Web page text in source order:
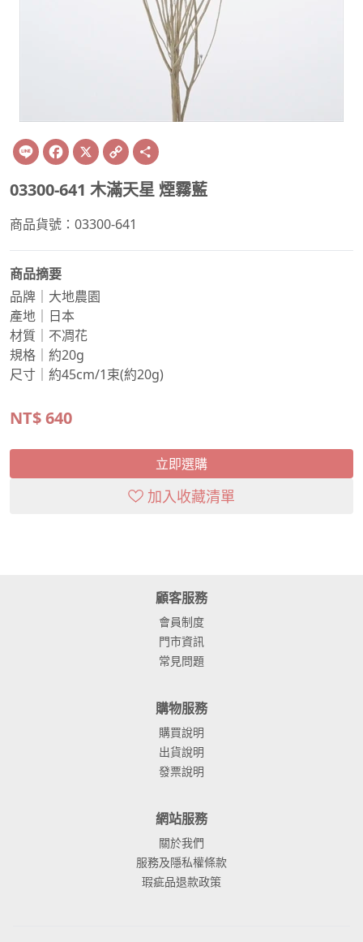
Line Facebook
X Copy
Link
03300-641 木滿天星 煙霧藍
商品貨號：03300-641
商品摘要
品牌｜大地農園
產地｜日本
材質｜不凋花
規格｜約20g
尺寸｜約45cm/1束(約20g)
NT$640
立即選購
加入收藏清單
顧客服務
會員制度
門市資訊
常見問題
購物服務
購買說明
出貨說明
發票說明
網站服務
關於我們
服務及隱私權條款
瑕疵品退款政策